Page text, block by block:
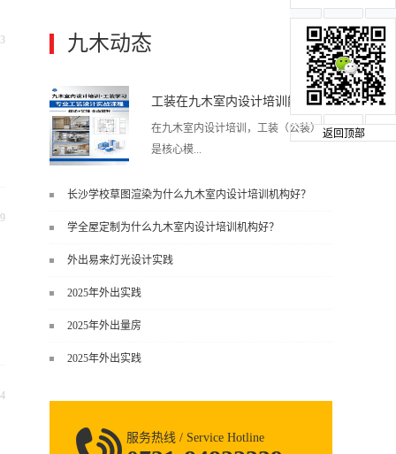
九木动态 更多>>
工装在九木室内设计培训能学到东西吗?
在九木室内设计培训，工装（公装）
是核心模...
直接用于工作的东西，不是泛泛而
谈，而是从规范、软件、材料、施工
烟、照明、材料耐脏耐磨• 办公空间：
水...
长沙学校草图渲染为什么九木室内设计培训机构好？
学全屋定制为什么九木室内设计培训机构好？
外出易来灯光设计实践
2025年外出实践
2025年外出量房
2025年外出实践
服务热线 / Service Hotline
返回顶部